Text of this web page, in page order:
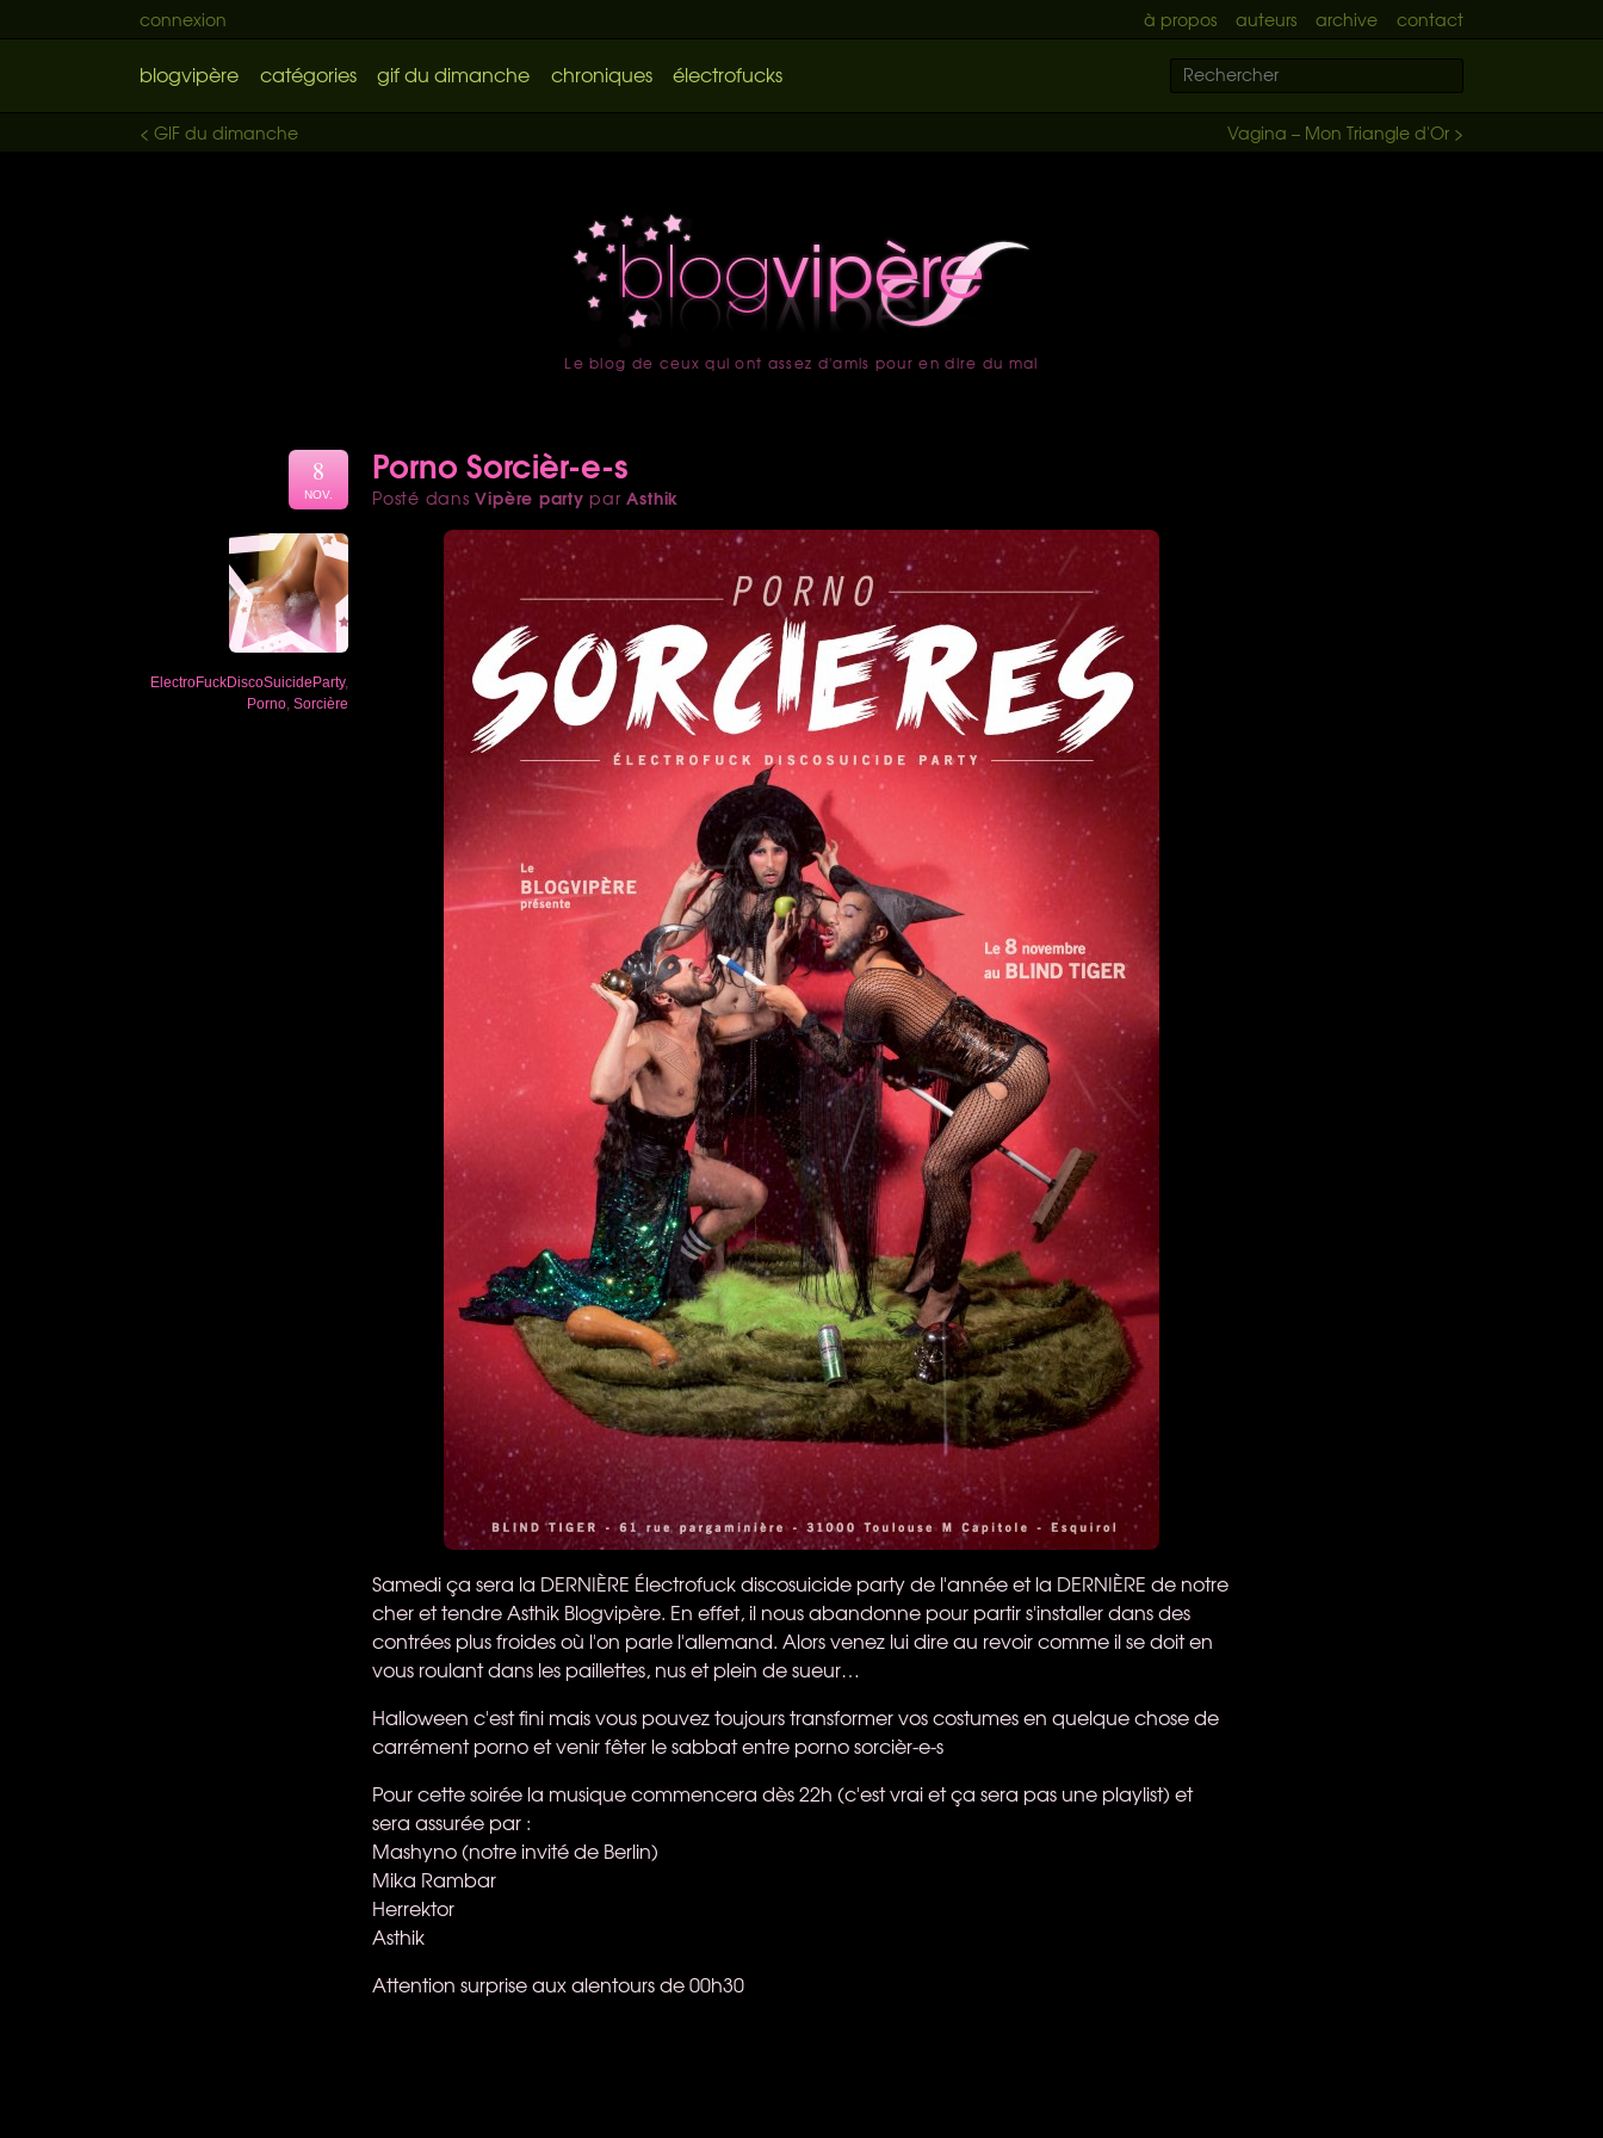
connexion à propos auteurs archive contact
blogvipère catégories gif du dimanche chroniques électrofucks
Vagina – Mon Triangle d'Or >
< GIF du dimanche
accueil
Le blog de ceux qui ont assez d'amis pour en dire du mal
Porno Sorcièr-e-s
Posté dansVipère party parAsthik
8
NOV.
ElectroFuckDiscoSuicideParty,
Porno Sorcière
Samedi ça sera la DERNIÈRE Électrofuck discosuicide party de l'année et la DERNIÈRE de notre
cher et tendre Asthik Blogvipère. En effet, il nous abandonne pour partir s'installer dans des
contrées plus froides où l'on parle l'allemand. Alors venez lui dire au revoir comme il se doit en
vous roulant dans les paillettes, nus et plein de sueur…
Halloween c'est fini mais vous pouvez toujours transformer vos costumes en quelque chose de
carrément porno et venir fêter le sabbat entre porno sorcièr-e-s
Pour cette soirée la musique commencera dès 22h (c'est vrai et ça sera pas une playlist) et
sera assurée par :
Mashyno (notre invité de Berlin)
Mika Rambar
Herrektor
Asthik
Attention surprise aux alentours de 00h30